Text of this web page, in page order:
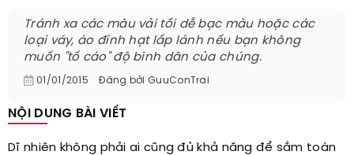
Tránh xa các màu vải tối dễ bạc màu hoặc các
loại váy, áo đính hạt lấp lánh nếu bạn không
muốn "tố cáo" độ bình dân của chúng.
01/01/2015 Đăng bởi GuuConTrai
NỘI DUNG BÀI VIẾT
Dĩ nhiên không phải ai cũng đủ khả năng để sắm toàn